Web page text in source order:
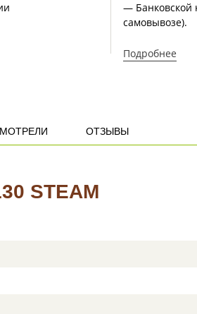
— Банковской
самовывозе).
Подробнее
ОТЗЫВЫ
STEAM